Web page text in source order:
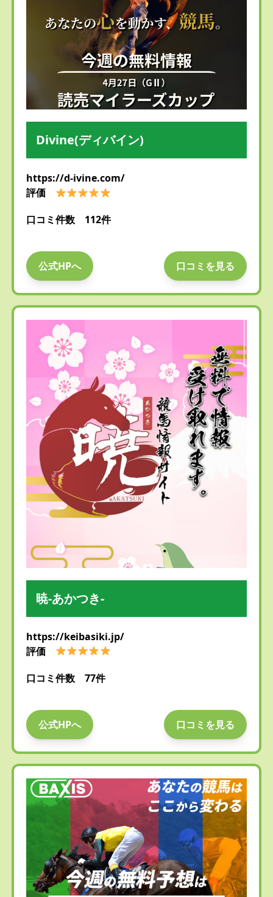
Divine(ディバイン)
https://d-ivine.com/
評価
口コミ件数 112件
公式HPへ 口コミを見る
暁-あかつき-
https://keibasiki.jp/
評価
口コミ件数 77件
公式HPへ 口コミを見る